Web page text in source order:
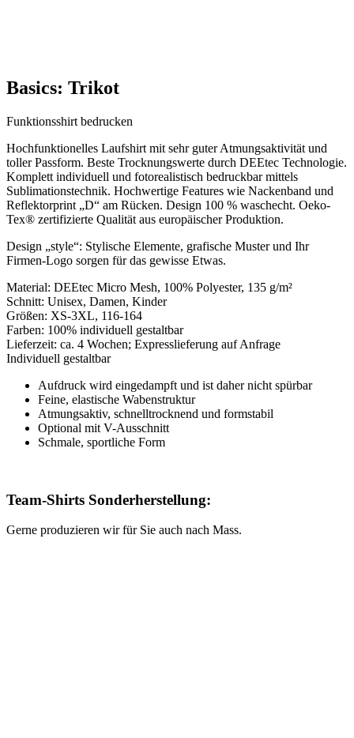
Basics: Trikot
Funktionsshirt bedrucken
Hochfunktionelles Laufshirt mit sehr guter Atmungsaktivität und
toller Passform. Beste Trocknungswerte durch DEEtec Technologie.
Komplett individuell und fotorealistisch bedruckbar mittels
Sublimationstechnik. Hochwertige Features wie Nackenband und
Reflektorprint „D“ am Rücken. Design 100 % waschecht. Oeko-
Tex® zertifizierte Qualität aus europäischer Produktion.
Design „style“: Stylische Elemente, grafische Muster und Ihr
Firmen-Logo sorgen für das gewisse Etwas.
Material: DEEtec Micro Mesh, 100% Polyester, 135 g/m²
Schnitt: Unisex, Damen, Kinder
Größen: XS-3XL, 116-164
Farben: 100% individuell gestaltbar
Lieferzeit: ca. 4 Wochen; Expresslieferung auf Anfrage
Individuell gestaltbar
Aufdruck wird eingedampft und ist daher nicht spürbar
Feine, elastische Wabenstruktur
Atmungsaktiv, schnelltrocknend und formstabil
Optional mit V-Ausschnitt
Schmale, sportliche Form
Team-Shirts Sonderherstellung:
Gerne produzieren wir für Sie auch nach Mass.